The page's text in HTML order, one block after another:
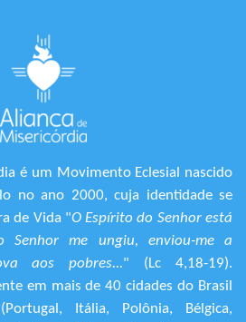
é um Movimento Eclesial nascido
no ano 2000, cuja identidade se
de Vida "O Espírito do Senhor está
Senhor me ungiu, enviou-me a
aos pobres..." (Lc 4,18-19).
em mais de 40 cidades do Brasil
Itália, Polônia, Bélgica,